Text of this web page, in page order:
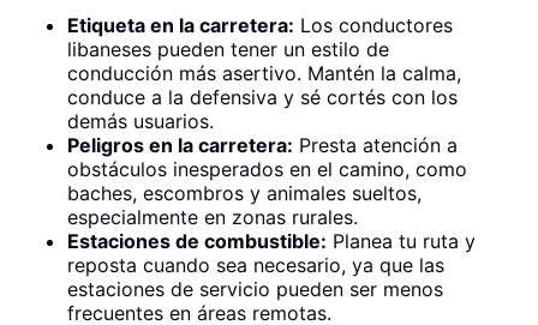
Etiqueta en la carretera: Los conductores
libaneses pueden tener un estilo de
conducción más asertivo. Mantén la calma,
conduce a la defensiva y sé cortés con los
demás usuarios.
Peligros en la carretera: Presta atención a
obstáculos inesperados en el camino, como
baches, escombros y animales sueltos,
especialmente en zonas rurales.
Estaciones de combustible: Planea tu ruta y
reposta cuando sea necesario, ya que las
estaciones de servicio pueden ser menos
frecuentes en áreas remotas.